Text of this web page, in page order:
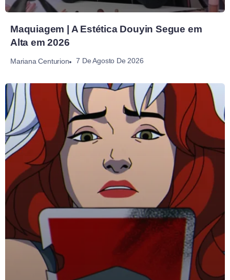
Maquiagem | A Estética Douyin Segue em
Alta em 2026
Mariana Centurion 7 De Agosto De 2026